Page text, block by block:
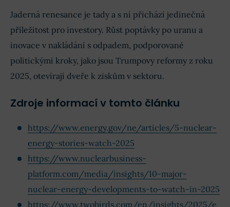
Jaderná renesance je tady a s ní přichází jedinečná
příležitost pro investory. Růst poptávky po uranu a
inovace v nakládání s odpadem, podporované
politickými kroky, jako jsou Trumpovy reformy z roku
2025, otevírají dveře k ziskům v sektoru.
Zdroje informací v tomto článku
https://www.energy.gov/ne/articles/5-nuclear-
energy-stories-watch-2025
https://www.nuclearbusiness-
platform.com/media/insights/10-major-
nuclear-energy-developments-to-watch-in-2025
https://www.twobirds.com/en/insights/2025/e